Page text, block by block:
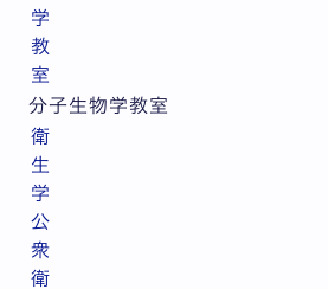
学
教
室
分子生物学教室
衛
生
学
公
衆
衛